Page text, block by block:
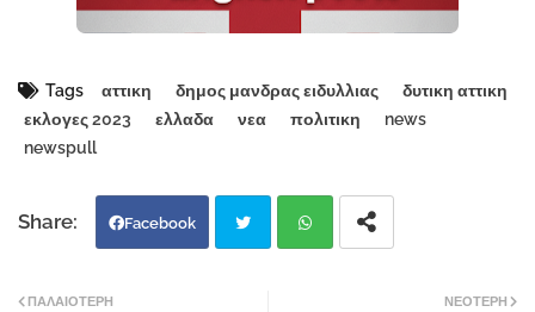
Tags αττικη δημος μανδρας ειδυλλιας
δυτικη αττικη
εκλογες 2023
ελλαδα νεα πολιτικη
news
newspull
Facebook
ΝΕΌΤΕΡΗ
ΠΑΛΑΙΌΤΕΡΗ